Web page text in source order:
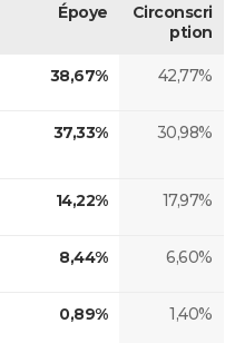
Époye
Circonscri
ption
38,67% 42,77%
37,33% 30,98%
14,22% 17,97%
8,44% 6,60%
0,89% 1,40%